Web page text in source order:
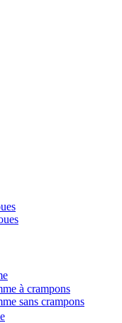
à crampons
sans crampons